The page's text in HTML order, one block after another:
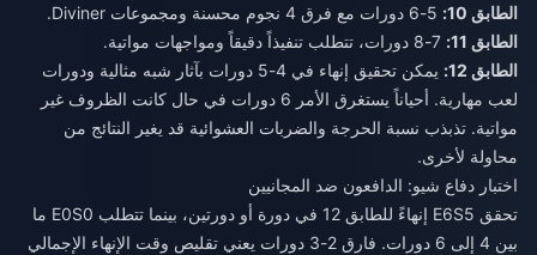
الطابق 10:
الطابق 11:
الطابق 12:
يمكن تحقيق إنهاء في 4-5 دورات بآثار شبه مثالية ودورات
لعب مهارية. أحياناً يستغرق الأمر 6 دورات في حال كانت الظروف غير
مواتية. تذبذب نسبة الحرجة والضربات العشوائية قد يغير النتائج من
محاولة لأخرى.
اختبار دفاع شيو: الدافعون ضد المجانيين
تحقق E6S5 إنهاءً للطابق 12 في دورة أو دورتين، بينما تتطلب E0S0 ما
بين 4 إلى 6 دورات. فارق 2-3 دورات يعني تقليص وقت الإنهاء الإجمالي